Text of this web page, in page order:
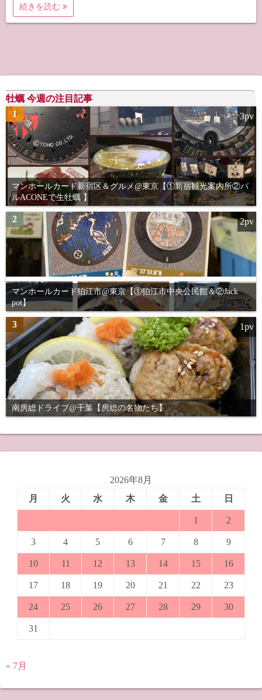
続きを読む
牡蠣 今週の注目記事
1
マンホールカード新宿区＆グルメ@東京【①新宿観光案内所②バ
ルACONEで生牡蠣 】
3pv
2
マンホールカード狛江市@東京【①狛江市中央公民館＆②Jack
pot】
2pv
3
南房総ドライブ@千葉【房総の名物たち】
1pv
2026年8月
月
火 水 木 金 土 日
1 2
3 4 5 6 7 8 9
10 11 12 13 14 15 16
17 18 19 20 21 22 23
24 25 26 27 28 29 30
31
« 7月